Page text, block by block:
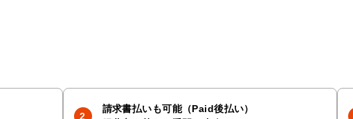
請求書払いも可能（Paid後払い）